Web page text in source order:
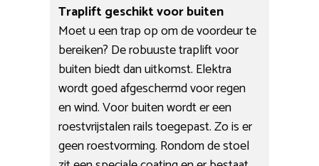
Traplift geschikt voor buiten
Moet u een trap op om de voordeur te
bereiken? De robuuste traplift voor
buiten biedt dan uitkomst. Elektra
wordt goed afgeschermd voor regen
en wind. Voor buiten wordt er een
roestvrijstalen rails toegepast. Zo is er
geen roestvorming. Rondom de stoel